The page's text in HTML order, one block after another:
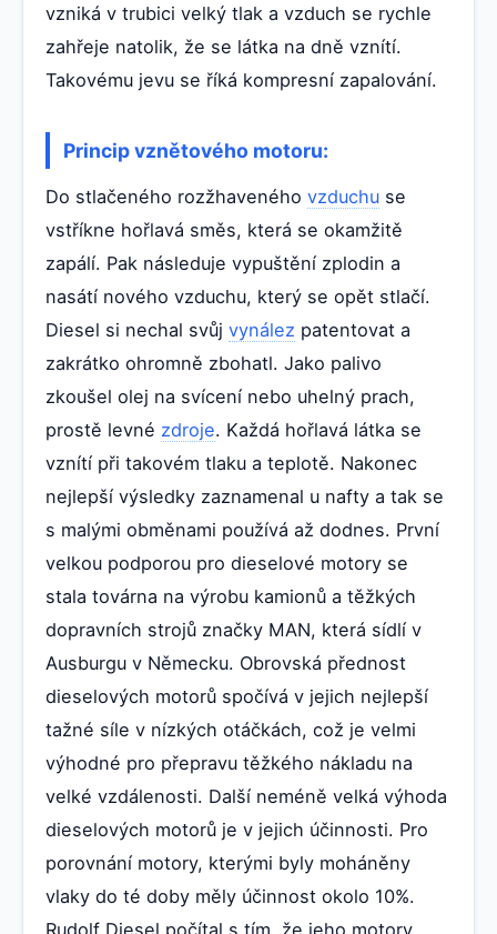
vzniká v trubici velký tlak a vzduch se rychle
zahřeje natolik, že se látka na dně vznítí.
Takovému jevu se říká kompresní zapalování.
Princip vznětového motoru:
Do stlačeného rozžhaveného vzduchu se
vstříkne hořlavá směs, která se okamžitě
zapálí. Pak následuje vypuštění zplodin a
nasátí nového vzduchu, který se opět stlačí.
Diesel si nechal svůj vynález patentovat a
zakrátko ohromně zbohatl. Jako palivo
zkoušel olej na svícení nebo uhelný prach,
prostě levné zdroje. Každá hořlavá látka se
vznítí při takovém tlaku a teplotě. Nakonec
nejlepší výsledky zaznamenal u nafty a tak se
s malými obměnami používá až dodnes. První
velkou podporou pro dieselové motory se
stala továrna na výrobu kamionů a těžkých
dopravních strojů značky MAN, která sídlí v
Ausburgu v Německu. Obrovská přednost
dieselových motorů spočívá v jejich nejlepší
tažné síle v nízkých otáčkách, což je velmi
výhodné pro přepravu těžkého nákladu na
velké vzdálenosti. Další neméně velká výhoda
dieselových motorů je v jejich účinnosti. Pro
porovnání motory, kterými byly moháněny
vlaky do té doby měly účinnost okolo 10%.